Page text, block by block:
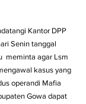
Kantor DPP
Senin tanggal
meminta agar Lsm
kasus yang
operandi Mafia
Gowa dapat